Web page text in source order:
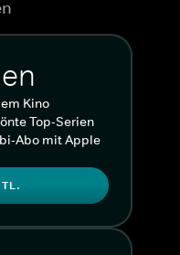
Kino
Top-Serien
Abo mit Apple